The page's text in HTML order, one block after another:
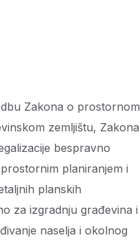
Zakona o prostornom
zemljištu, Zakona
bespravno
planiranjem i
planskih
za izgradnju građevina i
naselja i okolnog